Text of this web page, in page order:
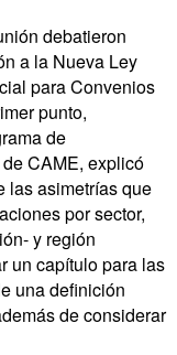
debatieron
a la Nueva Ley
para Convenios
punto,
de
CAME, explicó
las asimetrías que
por sector,
y región
un capítulo para las
una definición
de considerar